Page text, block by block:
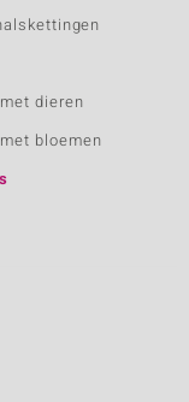
dieren
bloemen